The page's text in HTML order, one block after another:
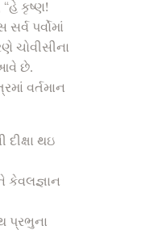
કૃષ્ણ!
પર્વોમાં
ચોવીસીના
આવે છે.
વર્તમાન
થઇ
કેવલજ્ઞાન
પ્રભુના